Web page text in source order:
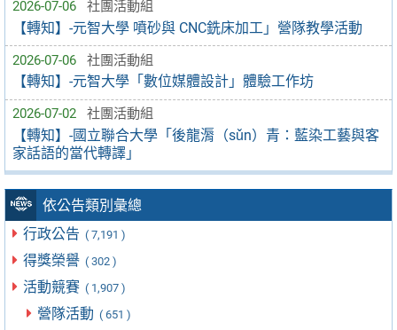
2026-07-06 社團活動組
【轉知】-元智大學 噴砂與 CNC銑床加工」營隊教學活動
2026-07-06 社團活動組
【轉知】-元智大學「數位媒體設計」體驗工作坊
2026-07-02 社團活動組
【轉知】-國立聯合大學「後龍漘（sǔn）青：藍染工藝與客
家話語的當代轉譯」
依公告類別彙總
行政公告 ( 7,191 )
得獎榮譽 ( 302 )
活動競賽 ( 1,907 )
營隊活動 ( 651 )